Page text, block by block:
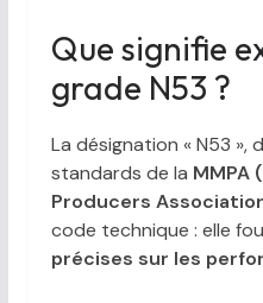
Que signifie
grade N53 ?
La désignation « N53 »,
standards de la MMPA
Producers
code technique : elle
précises sur les